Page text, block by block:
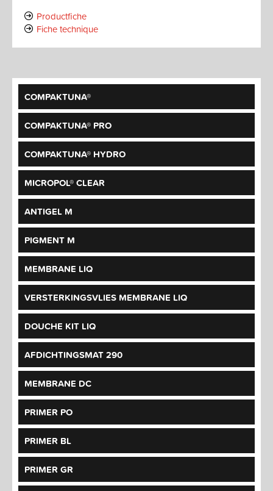
COMPAKTUNA®
COMPAKTUNA® PRO
COMPAKTUNA® HYDRO
MICROPOL® CLEAR
ANTIGEL M
PIGMENT M
MEMBRANE LIQ
VERSTERKINGSVLIES MEMBRANE LIQ
DOUCHE KIT LIQ
AFDICHTINGSMAT 290
MEMBRANE DC
PRIMER PO
PRIMER BL
PRIMER GR
Productfiche
Fiche technique